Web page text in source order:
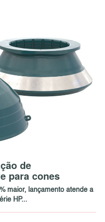
de
para cones
maior, lançamento atende a
HP...